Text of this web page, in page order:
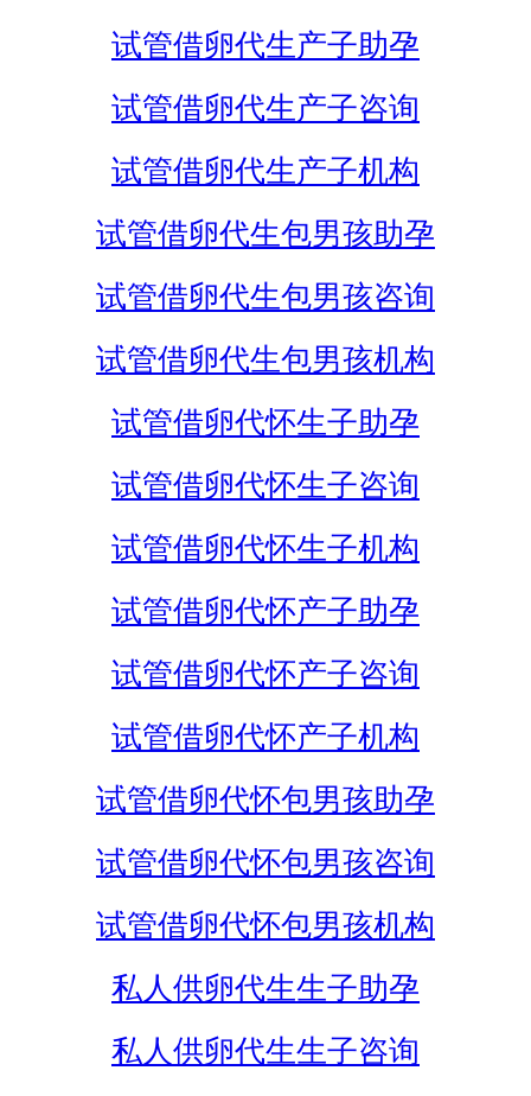
试管借卵代生产子助孕
试管借卵代生产子咨询
试管借卵代生产子机构
试管借卵代生包男孩助孕
试管借卵代生包男孩咨询
试管借卵代生包男孩机构
试管借卵代怀生子助孕
试管借卵代怀生子咨询
试管借卵代怀生子机构
试管借卵代怀产子助孕
试管借卵代怀产子咨询
试管借卵代怀产子机构
试管借卵代怀包男孩助孕
试管借卵代怀包男孩咨询
试管借卵代怀包男孩机构
私人供卵代生生子助孕
私人供卵代生生子咨询